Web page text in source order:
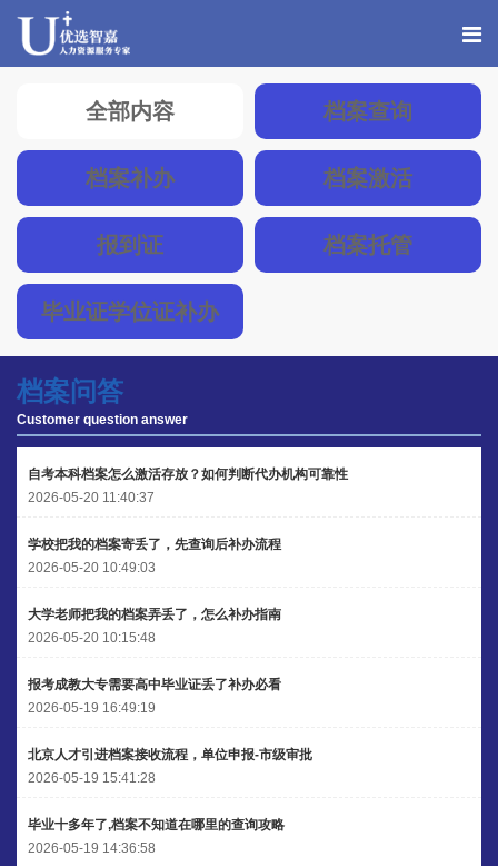
全部内容 档案查询
档案补办 档案激活
报到证 档案托管
毕业证学位证补办
档案问答
Customer question answer
自考本科档案怎么激活存放？如何判断代办机构可靠性
2026-05-20 11:40:37
学校把我的档案寄丢了，先查询后补办流程
2026-05-20 10:49:03
大学老师把我的档案弄丢了，怎么补办指南
2026-05-20 10:15:48
报考成教大专需要高中毕业证丢了补办必看
2026-05-19 16:49:19
北京人才引进档案接收流程，单位申报-市级审批
2026-05-19 15:41:28
毕业十多年了,档案不知道在哪里的查询攻略
2026-05-19 14:36:58